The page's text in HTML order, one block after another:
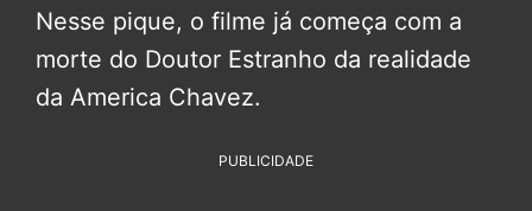
Nesse pique, o filme já começa com a
morte do Doutor Estranho da realidade
da America Chavez.
PUBLICIDADE